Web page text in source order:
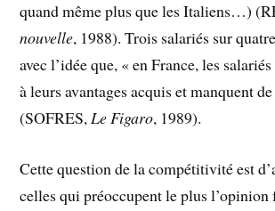
quand même plus que les Italiens…)
nouvelle, 1988). Trois salariés sur
avec l’idée que, « en France, les
à leurs avantages acquis et manquent
(SOFRES,Le Figaro, 1989).
Cette question de la compétitivité est
celles qui préoccupent le plus l’opinion